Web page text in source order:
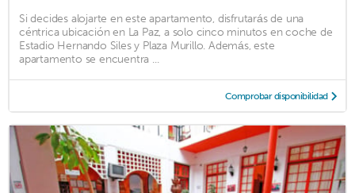
Si decides alojarte en este apartamento, disfrutarás de una
céntrica ubicación en La Paz, a solo cinco minutos en coche de
Estadio Hernando Siles y Plaza Murillo. Además, este
apartamento se encuentra ...
Comprobar disponibilidad